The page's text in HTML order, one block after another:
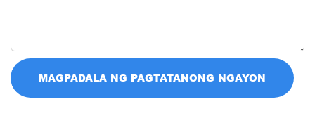
MAGPADALA NG PAGTATANONG NGAYON